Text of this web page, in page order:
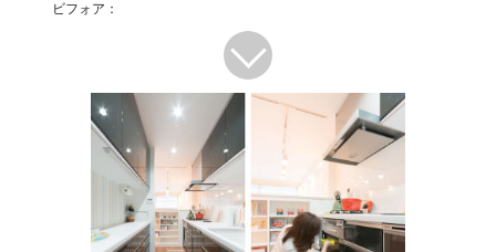
ビフォア：